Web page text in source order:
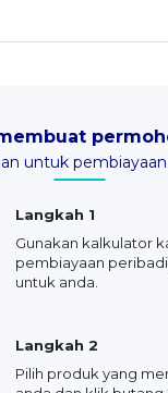
untuk
Langkah 1
Gunakan kalkulator
pembiayaan
untuk anda.
Langkah 2
Pilih produk yang